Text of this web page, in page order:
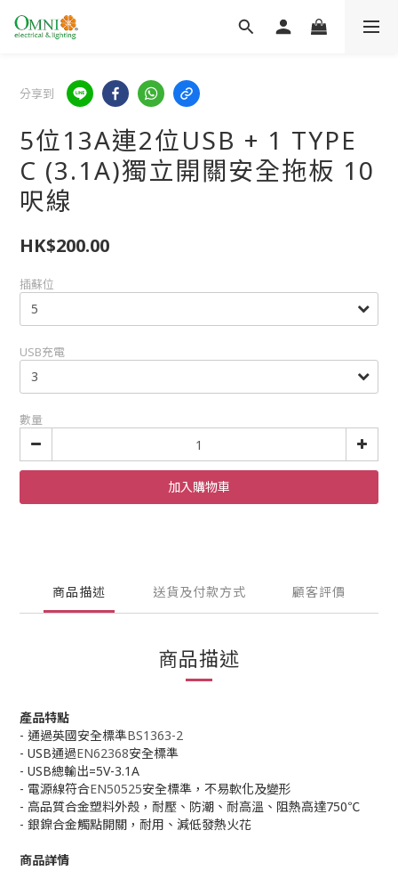
分享到
5位13A連2位USB + 1 TYPE
C (3.1A)獨立開關安全拖板 10
呎線
HK$200.00
插蘇位
USB充電
數量
加入購物車
商品描述 送貨及付款方式 顧客評價
商品描述
產品特點
- 通過英國安全標準BS1363-2
- USB通過EN62368安全標準
- USB總輸出=5V-3.1A
- 電源線符合EN50525安全標準，不易軟化及變形
- 高品質合金塑料外殼，耐壓、防潮、耐高溫、阻熱高達750℃
- 銀鎳合金觸點開關，耐用、減低發熱火花
商品詳情